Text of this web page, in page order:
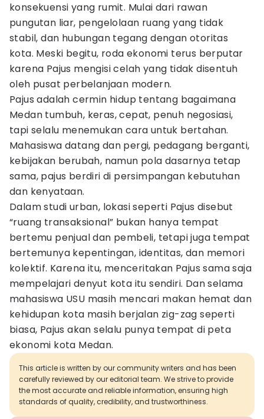
konsekuensi yang rumit. Mulai dari rawan
pungutan liar, pengelolaan ruang yang tidak
stabil, dan hubungan tegang dengan otoritas
kota. Meski begitu, roda ekonomi terus berputar
karena Pajus mengisi celah yang tidak disentuh
oleh pusat perbelanjaan modern.
Pajus adalah cermin hidup tentang bagaimana
Medan tumbuh, keras, cepat, penuh negosiasi,
tapi selalu menemukan cara untuk bertahan.
Mahasiswa datang dan pergi, pedagang berganti,
kebijakan berubah, namun pola dasarnya tetap
sama, pajus berdiri di persimpangan kebutuhan
dan kenyataan.
Dalam studi urban, lokasi seperti Pajus disebut
“ruang transaksional” bukan hanya tempat
bertemu penjual dan pembeli, tetapi juga tempat
bertemunya kepentingan, identitas, dan memori
kolektif. Karena itu, menceritakan Pajus sama saja
mempelajari denyut kota itu sendiri. Dan selama
mahasiswa USU masih mencari makan hemat dan
kehidupan kota masih berjalan zig-zag seperti
biasa, Pajus akan selalu punya tempat di peta
ekonomi kota Medan.
This article is written by our community writers and has been
carefully reviewed by our editorial team. We strive to provide
the most accurate and reliable information, ensuring high
standards of quality, credibility, and trustworthiness.